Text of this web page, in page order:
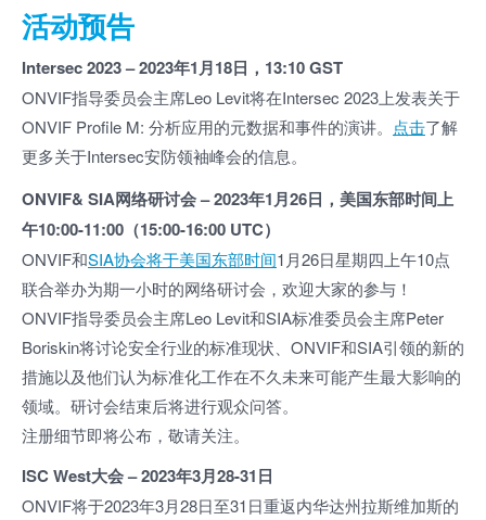
活动预告
Intersec 2023 – 2023年1月18日， 13:10 GST
ONVIF指导委员会主席Leo Levit将在Intersec 2023上发表关于
ONVIF Profile M: 分析应用的元数据和事件的演讲。 点击了解
更多关于Intersec安防领袖峰会的信息。
ONVIF& SIA网络研讨会 – 2023年1月26日，美国东部时间上
午10:00-11:00（15:00-16:00 UTC）
ONVIF和SIA协会将于美国东部时间1月26日星期四上午10点
联合举办为期一小时的网络研讨会，欢迎大家的参与！
ONVIF指导委员会主席Leo Levit和SIA标准委员会主席Peter
Boriskin将讨论安全行业的标准现状、ONVIF和SIA引领的新的
措施以及他们认为标准化工作在不久未来可能产生最大影响的
领域。研讨会结束后将进行观众问答。
注册细节即将公布，敬请关注。
ISC West大会 – 2023年3月28-31日
ONVIF将于2023年3月28日至31日重返内华达州拉斯维加斯的